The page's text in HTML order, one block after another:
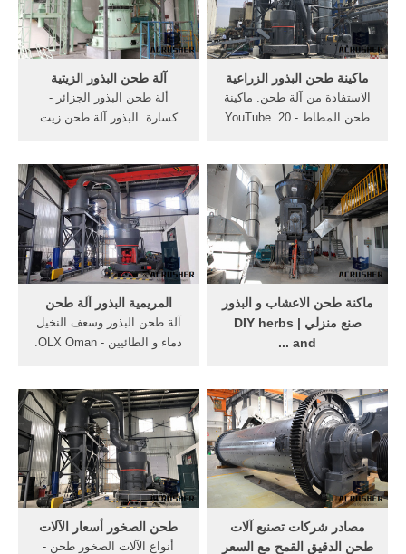
القمح في الجزائر آلة طحن .
الحبة في منطقة تل أبو هريرة
في سوريا وفي ...
آلة طحن البذور الزيتية
ألة طحن البذور الجزائر -
كسارة. البذور آلة طحن زيت
150kg/h 3 حالة المنتج:
الموظفين 1 حملة بذور بلدي
بيع الة الطحن القمح في
الجزائر آلة طحن . أكثر من
ماكينة طحن البذور الزراعية
الاستفادة من آلة طحن. ماكينة
طحن المطاط - YouTube. 20
تتم الاستفادة من . ماكينة طحن
وفرم المطاطمعامل كسارات .
المريمية البذور آلة طحن
آلة طحن البذور وسعف النخيل
دماء و الطائيين - OLX Oman.
لم تستعمل منذ شرائها ولكن
يحتاج لها صيانه لأنها تركت مدة
سنتين بدون إهتمام .
‫ماكنة طحن الاعشاب و البذور
صنع منزلي | DIY herbs
and ...
DIY herbs and spices grinder
... مطحنة قوة 1200W تجربة
طحن حجارة Grinder ... آلة
منزلية ...
طحن الصخور أسعار الآلات
أنواع الآلات الصخور طحن -
مصادر شركات تصنيع آلات
طحن الدقيق القمح مع السعر